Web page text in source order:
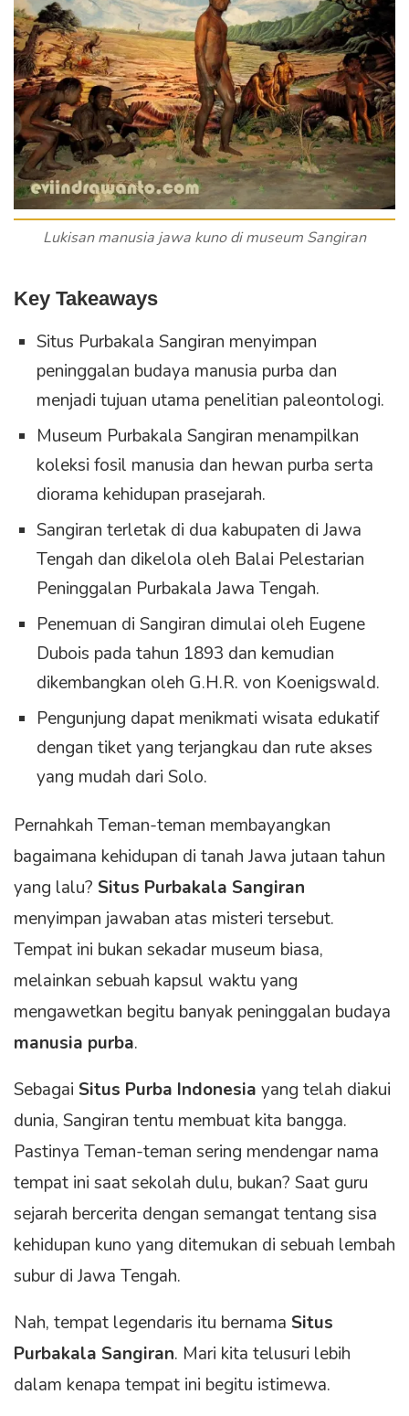
Lukisan manusia jawa kuno di museum Sangiran
Key Takeaways
Situs Purbakala Sangiran menyimpan
peninggalan budaya manusia purba dan
menjadi tujuan utama penelitian paleontologi.
Museum Purbakala Sangiran menampilkan
koleksi fosil manusia dan hewan purba serta
diorama kehidupan prasejarah.
Sangiran terletak di dua kabupaten di Jawa
Tengah dan dikelola oleh Balai Pelestarian
Peninggalan Purbakala Jawa Tengah.
Penemuan di Sangiran dimulai oleh Eugene
Dubois pada tahun 1893 dan kemudian
dikembangkan oleh G.H.R. von Koenigswald.
Pengunjung dapat menikmati wisata edukatif
dengan tiket yang terjangkau dan rute akses
yang mudah dari Solo.
Pernahkah Teman-teman membayangkan
bagaimana kehidupan di tanah Jawa jutaan tahun
yang lalu? Situs Purbakala Sangiran
menyimpan jawaban atas misteri tersebut.
Tempat ini bukan sekadar museum biasa,
melainkan sebuah kapsul waktu yang
mengawetkan begitu banyak peninggalan budaya
manusia purba.
Sebagai Situs Purba Indonesia yang telah diakui
dunia, Sangiran tentu membuat kita bangga.
Pastinya Teman-teman sering mendengar nama
tempat ini saat sekolah dulu, bukan? Saat guru
sejarah bercerita dengan semangat tentang sisa
kehidupan kuno yang ditemukan di sebuah lembah
subur di Jawa Tengah.
Nah, tempat legendaris itu bernama Situs
Purbakala Sangiran. Mari kita telusuri lebih
dalam kenapa tempat ini begitu istimewa.